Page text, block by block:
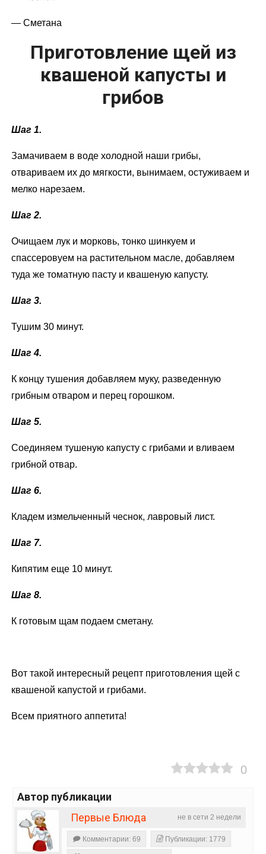
— Сметана
Приготовление щей из
квашеной капусты и
грибов
Шаг 1.
Замачиваем в воде холодной наши грибы,
отвариваем их до мягкости, вынимаем, остуживаем и
мелко нарезаем.
Шаг 2.
Очищаем лук и морковь, тонко шинкуем и
спассеровуем на растительном масле, добавляем
туда же томатную пасту и квашеную капусту.
Шаг 3.
Тушим 30 минут.
Шаг 4.
К концу тушения добавляем муку, разведенную
грибным отваром и перец горошком.
Шаг 5.
Соединяем тушеную капусту с грибами и вливаем
грибной отвар.
Шаг 6.
Кладем измельченный чеснок, лавровый лист.
Шаг 7.
Кипятим еще 10 минут.
Шаг 8.
К готовым щам подаем сметану.
Вот такой интересный рецепт приготовления щей с
квашеной капустой и грибами.
Всем приятного аппетита!
0
Автор публикации
не в сети 2 недели
Первые Блюда
Комментарии: 69 Публикации: 1779